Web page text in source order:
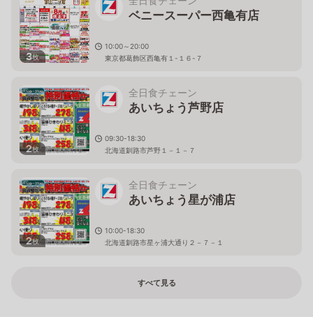
3枚
ベニースーパー西亀有店
10:00～20:00
東京都葛飾区西亀有１-１６-７
2枚
全日食チェーン
あいちょう芦野店
09:30-18:30
北海道釧路市芦野１－１－７
2枚
全日食チェーン
あいちょう星が浦店
10:00-18:30
北海道釧路市星ヶ浦大通り２－７－１
すべて見る